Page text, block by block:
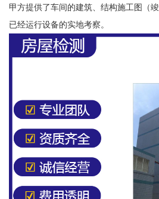
甲方提供了车间的建筑、结构施工图（
已经运行设备的实地考察。